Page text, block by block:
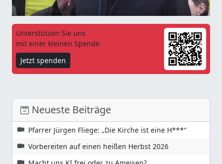
Unterstützen Sie uns
mit einer kleinen Spende
Jetzt spenden
Neueste Beiträge
Pfarrer Jürgen Fliege: „Die Kirche ist eine H***“
Vorbereiten auf einen heißen Herbst 2026